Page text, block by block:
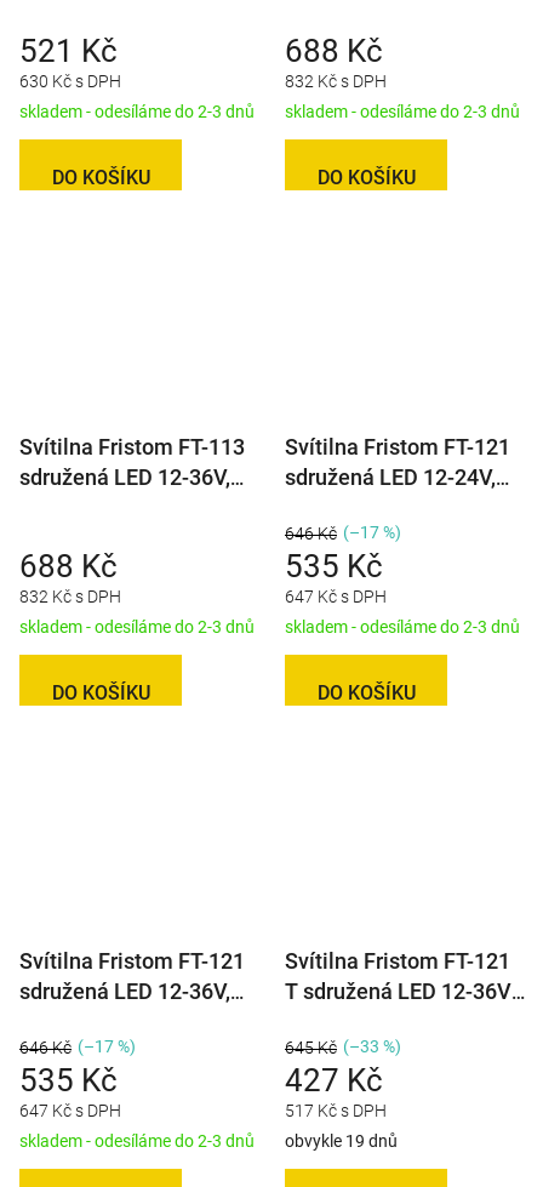
630 Kč s DPH
521 Kč
skladem - odesíláme do 2-3 dnů
DO KOŠÍKU
832 Kč s DPH
688 Kč
skladem - odesíláme do 2-3 dnů
DO KOŠÍKU
Svítilna Fristom FT-113
sdružená LED 12-36V,
832 Kč s DPH
688 Kč
skladem - odesíláme do 2-3 dnů
DO KOŠÍKU
Svítilna Fristom FT-121
sdružená LED 12-24V,
647 Kč s DPH
535 Kč
646 Kč (–17 %)
skladem - odesíláme do 2-3 dnů
DO KOŠÍKU
Svítilna Fristom FT-121
sdružená LED 12-36V,
647 Kč s DPH
535 Kč
646 Kč (–17 %)
skladem - odesíláme do 2-3 dnů
Svítilna Fristom FT-121
T sdružená LED 12-36V,
517 Kč s DPH
427 Kč
645 Kč (–33 %)
obvykle 19 dnů